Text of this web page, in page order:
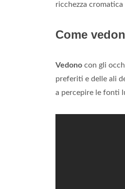
ricchezza
Come
Vedono con gli
preferiti e delle ali
a percepire le fonti